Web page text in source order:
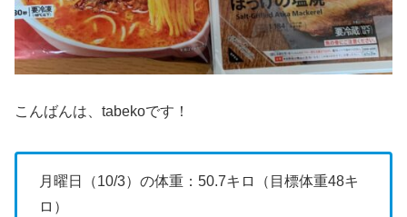
こんばんは、tabekoです！
月曜日（10/3）の体重：50.7キロ（目標体重48キ
ロ）